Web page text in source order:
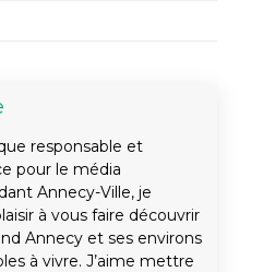
responsable et
pour le média
Annecy-Ville, je
à vous faire découvrir
Annecy et ses environs
à vivre. J’aime mettre